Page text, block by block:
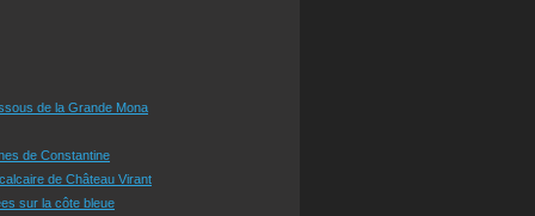
de la Grande Mona
de Constantine
de Château Virant
sur la côte bleue